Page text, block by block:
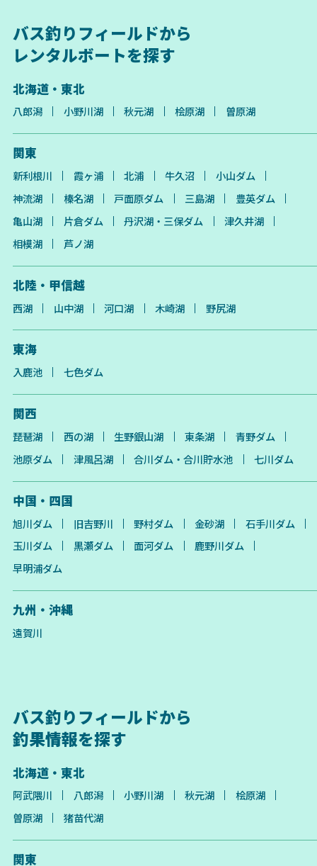
バス釣りフィールドから
レンタルボートを探す
北海道・東北
八郎潟 小野川湖 秋元湖 桧原湖 曽原湖
関東
新利根川 霞ヶ浦 北浦 牛久沼
小山ダム
神流湖
榛名湖 戸面原ダム 三島湖
豊英ダム
亀山湖
片倉ダム 丹沢湖・三保ダム
津久井湖
相模湖
芦ノ湖
北陸・甲信越
西湖 山中湖 河口湖 木崎湖 野尻湖
東海
入鹿池 七色ダム
関西
琵琶湖 西の湖 生野銀山湖 東条湖
青野ダム
池原ダム
津風呂湖 合川ダム・合川貯水池 七川ダム
中国・四国
旭川ダム 旧吉野川 野村ダム 金砂湖
石手川ダム
玉川ダム
黒瀬ダム 面河ダム
鹿野川ダム
早明浦ダム
九州・沖縄
遠賀川
バス釣りフィールドから
釣果情報を探す
北海道・東北
阿武隈川 八郎潟 小野川湖 秋元湖
桧原湖
曽原湖
猪苗代湖
関東